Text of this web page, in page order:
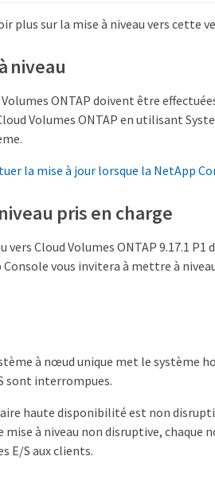
plus sur la mise à niveau vers cette
niveau
Volumes ONTAP doivent être
Volumes ONTAP en utilisant
la mise à jour lorsque la NetApp
pris en charge
Cloud Volumes ONTAP 9.17.1 P1
vous invitera à mettre à
à nœud unique met le système
sont interrompues.
haute disponibilité est non
mise à niveau non disruptive, chaque
E/S aux clients.